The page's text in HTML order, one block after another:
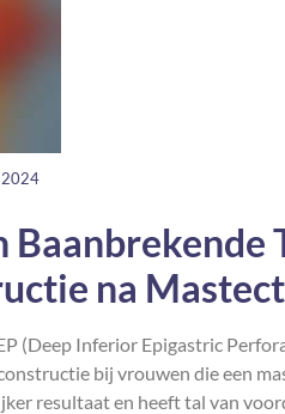
2024
Baanbrekende
na
(Deep Inferior Epigastric
bij vrouwen die een
resultaat en heeft tal van